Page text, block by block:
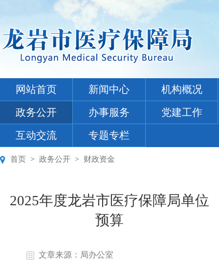
网站首页 新闻中心
机构概况
政务公开
办事服务
党建工作
互动交流
专题专栏
首页 > 政务公开 > 财政资金
2025年度龙岩市医疗保障局单位
预算
文章来源：局办公室